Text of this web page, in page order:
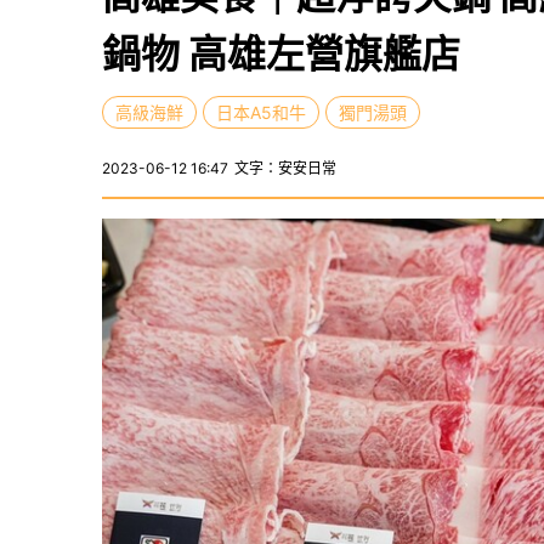
鍋物 高雄左營旗艦店
高級海鮮 日本A5和牛 獨門湯頭
2023-06-12 16:47 文字：安安日常